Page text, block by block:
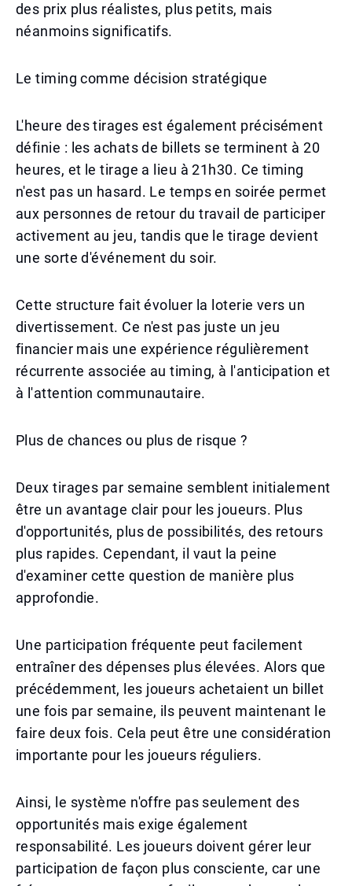
des prix plus réalistes, plus petits, mais
néanmoins significatifs.
Le timing comme décision stratégique
L'heure des tirages est également précisément
définie : les achats de billets se terminent à 20
heures, et le tirage a lieu à 21h30. Ce timing
n'est pas un hasard. Le temps en soirée permet
aux personnes de retour du travail de participer
activement au jeu, tandis que le tirage devient
une sorte d'événement du soir.
Cette structure fait évoluer la loterie vers un
divertissement. Ce n'est pas juste un jeu
financier mais une expérience régulièrement
récurrente associée au timing, à l'anticipation et
à l'attention communautaire.
Plus de chances ou plus de risque ?
Deux tirages par semaine semblent initialement
être un avantage clair pour les joueurs. Plus
d'opportunités, plus de possibilités, des retours
plus rapides. Cependant, il vaut la peine
d'examiner cette question de manière plus
approfondie.
Une participation fréquente peut facilement
entraîner des dépenses plus élevées. Alors que
précédemment, les joueurs achetaient un billet
une fois par semaine, ils peuvent maintenant le
faire deux fois. Cela peut être une considération
importante pour les joueurs réguliers.
Ainsi, le système n'offre pas seulement des
opportunités mais exige également
responsabilité. Les joueurs doivent gérer leur
participation de façon plus consciente, car une